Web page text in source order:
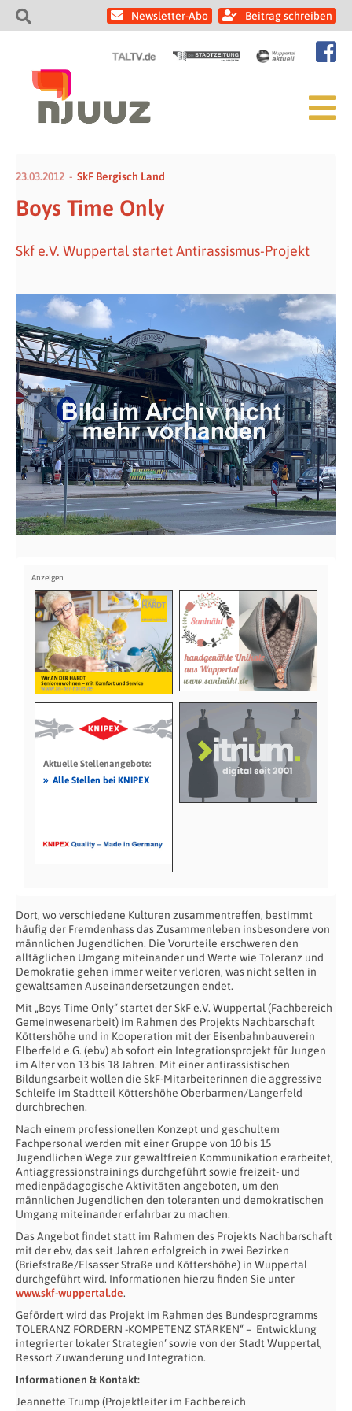
Newsletter-Abo Beitrag schreiben
23.03.2012 SkF Bergisch Land
Boys Time Only
Skf e.V. Wuppertal startet Antirassismus-Projekt
Aktuelle Stellenangebote:
» Alle Stellen bei KNIPEX
Dort, wo verschiedene Kulturen zusammentreffen, bestimmt
häufig der Fremdenhass das Zusammenleben insbesondere von
männlichen Jugendlichen. Die Vorurteile erschweren den
alltäglichen Umgang miteinander und Werte wie Toleranz und
Demokratie gehen immer weiter verloren, was nicht selten in
gewaltsamen Auseinandersetzungen endet.
Mit „Boys Time Only“ startet der SkF e.V. Wuppertal (Fachbereich
Gemeinwesenarbeit) im Rahmen des Projekts Nachbarschaft
Köttershöhe und in Kooperation mit der Eisenbahnbauverein
Elberfeld e.G. (ebv) ab sofort ein Integrationsprojekt für Jungen
im Alter von 13 bis 18 Jahren. Mit einer antirassistischen
Bildungsarbeit wollen die SkF-Mitarbeiterinnen die aggressive
Schleife im Stadtteil Köttershöhe Oberbarmen/Langerfeld
durchbrechen.
Nach einem professionellen Konzept und geschultem
Fachpersonal werden mit einer Gruppe von 10 bis 15
Jugendlichen Wege zur gewaltfreien Kommunikation erarbeitet,
Antiaggressionstrainings durchgeführt sowie freizeit- und
medienpädagogische Aktivitäten angeboten, um den
männlichen Jugendlichen den toleranten und demokratischen
Umgang miteinander erfahrbar zu machen.
Das Angebot findet statt im Rahmen des Projekts Nachbarschaft
mit der ebv, das seit Jahren erfolgreich in zwei Bezirken
(Briefstraße/Elsasser Straße und Köttershöhe) in Wuppertal
durchgeführt wird. Informationen hierzu finden Sie unter
www.skf-wuppertal.de.
Gefördert wird das Projekt im Rahmen des Bundesprogramms
TOLERANZ FÖRDERN -KOMPETENZ STÄRKEN“ – Entwicklung
integrierter lokaler Strategien‘ sowie von der Stadt Wuppertal,
Ressort Zuwanderung und Integration.
Informationen & Kontakt:
Jeannette Trump (Projektleiter im Fachbereich